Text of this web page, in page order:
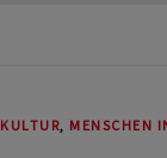
KULTUR, MENSCHEN